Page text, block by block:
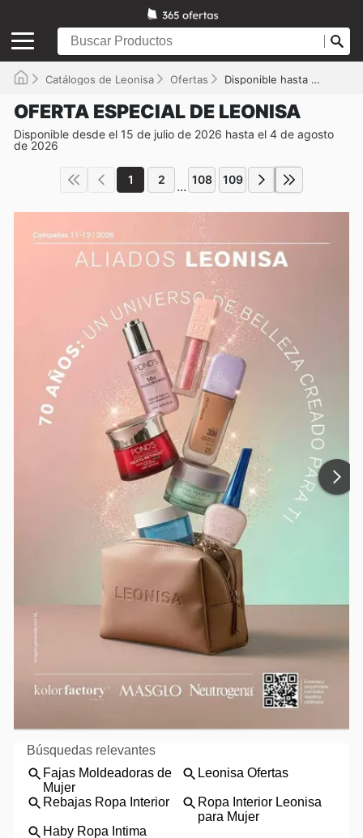
Catálogos de Leonisa Ofertas Disponible hasta el 04/08/2026
OFERTA ESPECIAL DE LEONISA
Disponible desde el 15 de julio de 2026 hasta el 4 de agosto
de 2026
1 2 ... 108 109